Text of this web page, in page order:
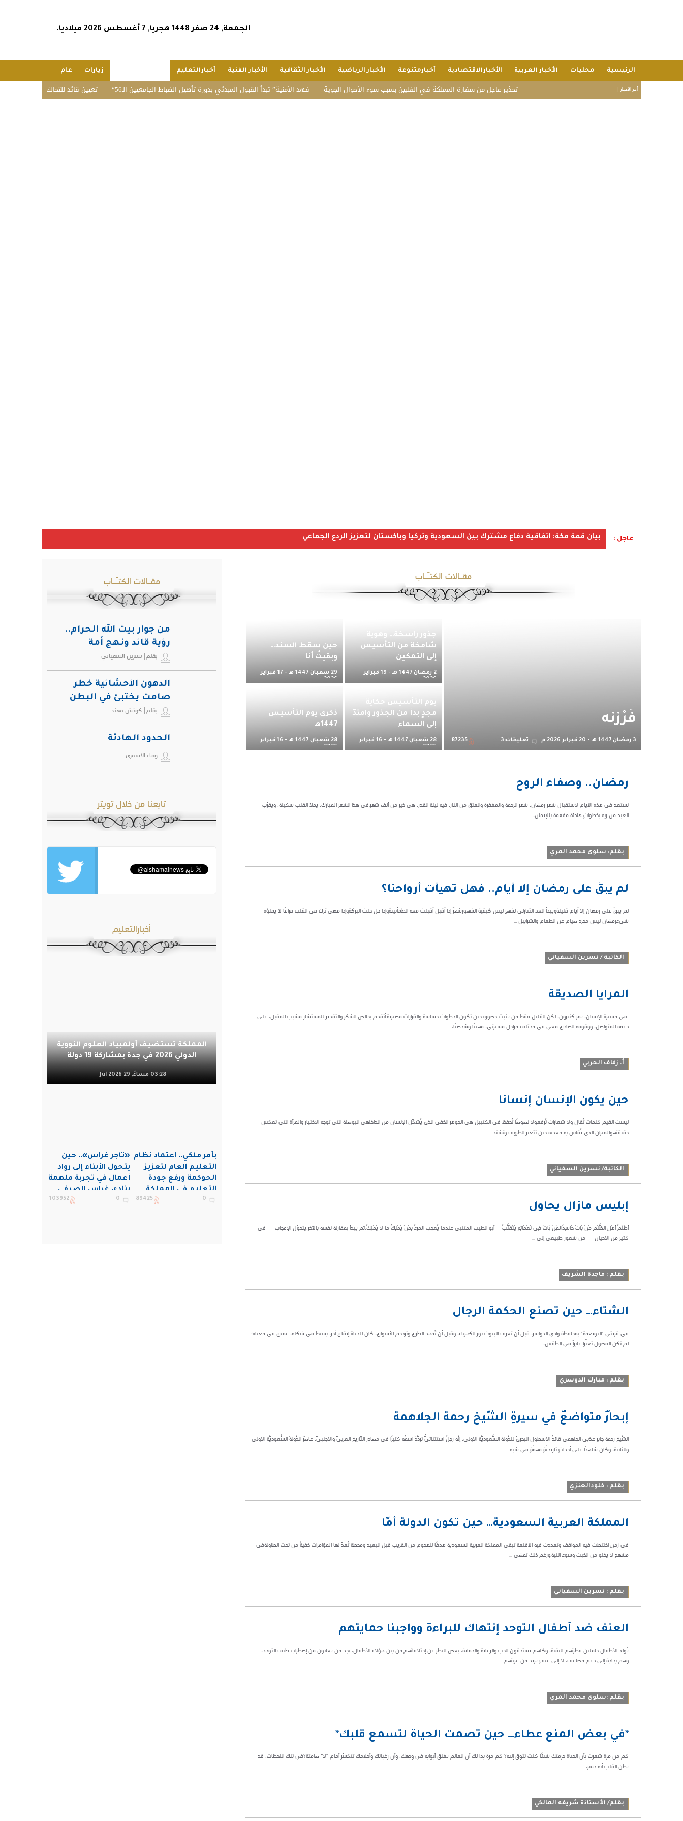
الجمعة, 24 صفر 1448 هجريا, 7 أغسطس 2026 ميلاديا.
الرئيسية محليات الأخبار العربية الأخبارالاقتصادية أخبارمتنوعة الأخبار الرياضية الأخبار الثقافية الأخبار الفنية أخبارالتعليم زيارات عام
أخر الأخبار | تعيين قائد للتحالف البحري الدفاعي متعدد “فهد الأمنية” تبدأ القبول المبدئي بدورة تأهيل الضباط الجامعيين الـ56 تحذير عاجل من سفارة المملكة في الفلبين بسبب سوء الأحوال الجوية
عاجل : بيان قمة مكة: اتفاقية دفاع مشترك بين السعودية وتركيا وباكستان لتعزيز الردع الجماعي
مقـالات الكتـّـاب
فَرْزنه
3 رمضان 1447 هـ - 20 فبراير 2026 م تعليقات:3 87235
جذور راسخة… وهوية
شامخة من التأسيس
إلى التمكين
2 رمضان 1447 هـ - 19 فبراير
2026 م
حين سقط السند…
وبقيتُ أنا
29 شعبان 1447 هـ - 17 فبراير
2026 م
يوم التأسيس حكاية
مجدٍ بدأ من الجذور وامتدّ
إلى السماء
28 شعبان 1447 هـ - 16 فبراير
2026 م
ذكرى يوم التأسيس
1447هـ
28 شعبان 1447 هـ - 16 فبراير
2026 م
رمضان.. وصفاء الروح
​نستعد في هذه الأيام لاستقبال شهر رمضان، شهر الرحمة والمغفرة والعتق من النار، فيه ليلة القدر، هي خير من ألف شهر.​في هذا الشهر المبارك، يملأ القلب سكينة، ويقرّب
العبد من ربه بخطواتٍ هادئة مفعمة بالإيمان، ...
​بقلم: سلوى محمد المري
لم يبقَ على رمضان إلا أيام.. فهل تهيأت أرواحنا؟
لم يبقَ على رمضان إلا أيام قليلةويبدأ العدّ التنازلي لشهرٍ ليس كبقية الشهورشهرٌ إذا أقبل أقبلت معه الطمأنينةوإذا حلّ حلّت البركةوإذا مضى ترك في القلب فراغًا لا يملؤه
شيءرمضان ليس مجرد صيام عن الطعام والشراببل ...
الكاتبة / نسرين السفياني
المرايا الصديقة
في مسيرة الإنسان، يمرّ كثيرون، لكن القليل فقط من يثبت حضوره حين تكون الخطوات حسّاسة والقرارات مصيرية.أتقدّم بخالص الشكر والتقدير للمستشار مشبب المقبل، على
دعمه المتواصل، ووقوفه الصادق معي في مختلف مراحل مسيرتي، مهنيًا وشخصيًا، ...
أ. زفاف الحربي
حين يكون الإنسان إنسانًا
ليست القيم كلمات تُقال ولا شعارات تُرفعولا نصوصًا تُحفظ في الكتببل هي الجوهر الخفي الذي يُشكّل الإنسان من الداخلهي البوصلة التي توجه الاختيار والمرآة التي تعكس
حقيقتهوالميزان الذي يُقاس به معدنه حين تتغير الظروف وتشتد ...
الكاتبة/ نسرين السفياني
إبليس مازال يحاول
َأَظْلَمُ أَهْلِ الظُّلْمِ مَنْ بَاتَ حَاسِدًالِمَنْ بَاتَ فِي نَعْمَائِهِ يَتَقَلَّبُ— أبو الطيب المتنبي عندما يُعجب المرءُ بِمَنْ يَمْلِكُ ما لا يَمْلِكُ،ثم يبدأ بمقارنة نفسه بالآخر،يتحوّل الإعجاب — في
كثير من الأحيان — من شعور طبيعي إلى ...
بقلم : ماجدة الشريف
الشتاء… حين تصنع الحكمة الرجال
في قريتي "النويعمة" بمحافظة وادي الدواسر، قبل أن تعرف البيوت نور الكهرباء، وقبل أن تُمهد الطرق وتزدحم الأسواق، كان للحياة إيقاع آخر، بسيط في شكله، عميق في معناه؛
لم تكن الفصول تغيّراً عابراً في الطقس، ...
بقلم : مبارك الدوسري
إبحارٌ متواضعٌ في سيرةِ الشَّيخ رحمة الجلاهمة
الشَّيخ رحمة جابر عذبي الجلهمي قائدُ الأسطول البحريّ للدَّولة السُّعوديَّة الأولى، إنَّه رجلٌ استثنائيٌّ تردَّدَ اسمُه كثيرًا في مصادر التّاريخ العربيّ والأجنبيّ، عاصَرَ الدَّولةَ السُّعوديّةَ الأولى
والثّانية، وكان شاهدًا على أحداثٍ تاريخيَّةٍ مهمَّةٍ في شبه ...
بقلم : خلودالعنزي
المملكة العربية السعودية… حين تكون الدولة أمًّا
في زمنٍ اختلطت فيه المواقف وتعددت فيه الأقنعة تبقى المملكة العربية السعودية هدفًا للهجوم من القريب قبل البعيد ومحطة تُعدّ لها المؤامرات خفيةً من تحت الطاولةفي
مشهدٍ لا يخلو من الخبث وسوء النية.ورغم ذلك تمضي ...
بقلم : نسرين السفياني
العنف ضد أطفال التوحد إنتهاك للبراءة وواجبنا حمايتهم
يُولد الأطفال حاملين فطرتهم النقية، وكلهم يستحقون الحب والرعاية والحماية، بغض النظر عن إختلافاتهم.من بين هؤلاء الأطفال، نجد من يعانون من إضطراب طيف التوحد،
وهم بحاجة إلى دعم مضاعف، لا إلى عنفٍ يزيد من غربتهم ...
بقلم :سلوى محمد المري
*في بعض المنع عطاء… حين تصمت الحياة لتسمع قلبك*
كم من مرة شعرت بأن الحياة حرمتك شيئًا كنت تتوق إليه؟ كم مرة بدا لك أن العالم يغلق أبوابه في وجهك، وأن رغباتك وأحلامك تتكسّر أمام “لا” صامتة؟في تلك اللحظات، قد
يظن القلب أنه خسر، ...
بقلم/ الأستاذة شريفه المالكي
مقـالات الكتـّـاب
من جوار بيت الله الحرام..
رؤية قائد ونهج أمة
بقلم| نسرين السفياني
الدهون الأحشائية خطر
صامت يختبئ في البطن
ويهدد صحة الإنسان
بقلم| كوتش مهند
الحدود الهادئة
وفاء الاسمري
تابعنا من خلال تويتر
أخبارالتعليم
المملكة تستضيف أولمبياد العلوم النووية
الدولي 2026 في جدة بمشاركة 19 دولة
03:28 مساءً, 29 Jul 2026
بأمر ملكي.. اعتماد نظام
التعليم العام لتعزيز
الحوكمة ورفع جودة
التعليم في المملكة
0
89425
«تاجر غراس».. حين
يتحول الأبناء إلى رواد
أعمال في تجربة ملهمة
بنادي غراس الصيفي
بالجبيل
0
103952